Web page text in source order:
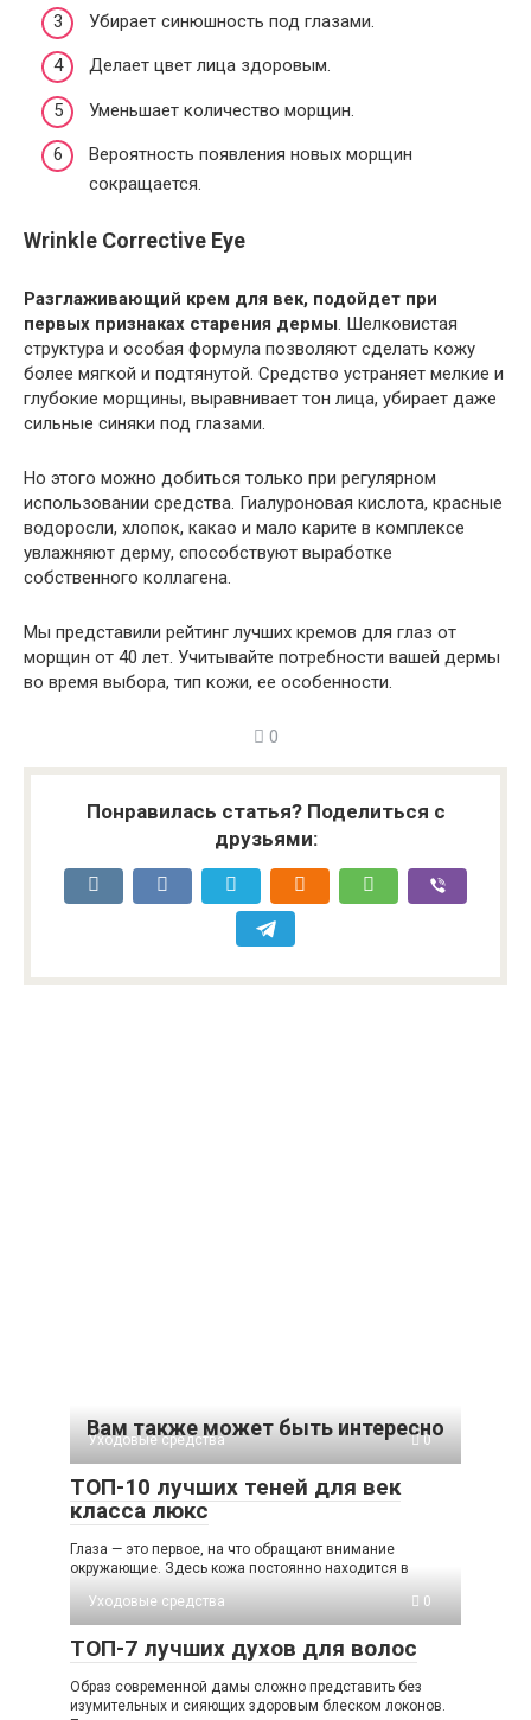
Убирает синюшность под глазами.
Делает цвет лица здоровым.
Уменьшает количество морщин.
Вероятность появления новых морщин
сокращается.
Wrinkle Corrective Eye
Разглаживающий крем для век, подойдет при
первых признаках старения дермы. Шелковистая
структура и особая формула позволяют сделать кожу
более мягкой и подтянутой. Средство устраняет мелкие и
глубокие морщины, выравнивает тон лица, убирает даже
сильные синяки под глазами.
Но этого можно добиться только при регулярном
использовании средства. Гиалуроновая кислота, красные
водоросли, хлопок, какао и мало карите в комплексе
увлажняют дерму, способствуют выработке
собственного коллагена.
Мы представили рейтинг лучших кремов для глаз от
морщин от 40 лет. Учитывайте потребности вашей дермы
во время выбора, тип кожи, ее особенности.
0
Понравилась статья? Поделиться с
друзьями:
Вам также может быть интересно
Уходовые средства 0
ТОП-10 лучших теней для век
класса люкс
Глаза — это первое, на что обращают внимание
окружающие. Здесь кожа постоянно находится в
Уходовые средства
0
ТОП-7 лучших духов для волос
Образ современной дамы сложно представить без
изумительных и сияющих здоровым блеском локонов.